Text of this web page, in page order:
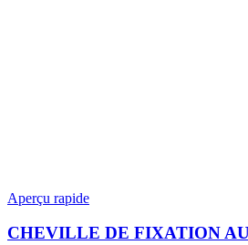
Aperçu rapide
CHEVILLE DE FIXATION